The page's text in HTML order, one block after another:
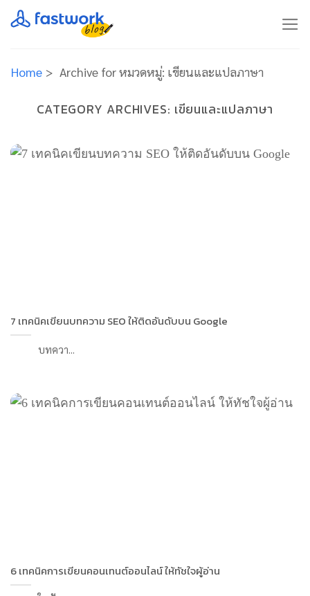
Skip
to
Home > Archive forหมวดหมู่: เขียนและแปลภาษา
CATEGORY ARCHIVES: เขียนและแปลภาษา
7 เทคนิคเขียนบทความ SEO ให้ติดอันดับบน Google
บทควา...
6 เทคนิคการเขียนคอนเทนต์ออนไลน์ ให้ทัชใจผู้อ่าน